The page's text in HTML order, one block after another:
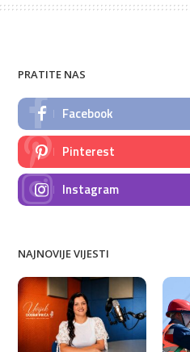
PRATITE NAS
Facebook
Pinterest
Instagram
NAJNOVIJE VIJESTI